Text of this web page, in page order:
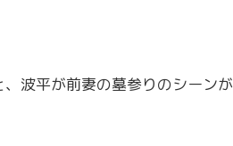
波平が前妻の墓参りのシーンが